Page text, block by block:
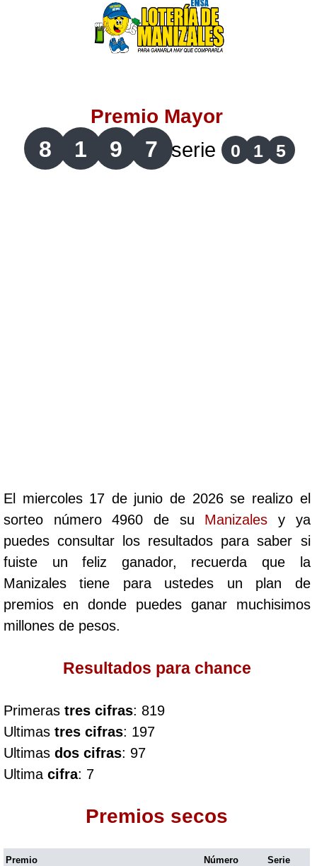
Lotería de Risaralda
Lotería de Santander
Lotería del Cauca
Cafeterito Noche
Caribeña Día
Caribeña Noche
Chontico Día
Chontico Noche
Culona día
Culona noche
Dorado Tarde
Premio Mayor
8 1 9 7 serie 0 1 5
El miercoles 17 de junio de 2026 se realizo el
sorteo número 4960 de su Manizales y ya
puedes consultar los resultados para saber si
fuiste un feliz ganador, recuerda que la
Manizales tiene para ustedes un plan de
premios en donde puedes ganar muchisimos
millones de pesos.
Resultados para chance
Primeras tres cifras: 819
Ultimas tres cifras: 197
Ultimas dos cifras: 97
Ultima cifra: 7
Premios secos
Premio Número Serie